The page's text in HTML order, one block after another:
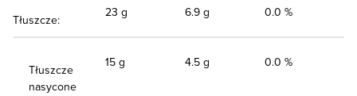
Tłuszcze:
23 g 6.9 g 0.0 %
Tłuszcze
nasycone
15 g 4.5 g 0.0 %